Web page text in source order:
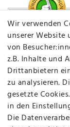
Wir verwenden
unserer Website
von
z.B. Inhalte und
Drittanbietern
zu analysieren.
gesetzte
in den
Die